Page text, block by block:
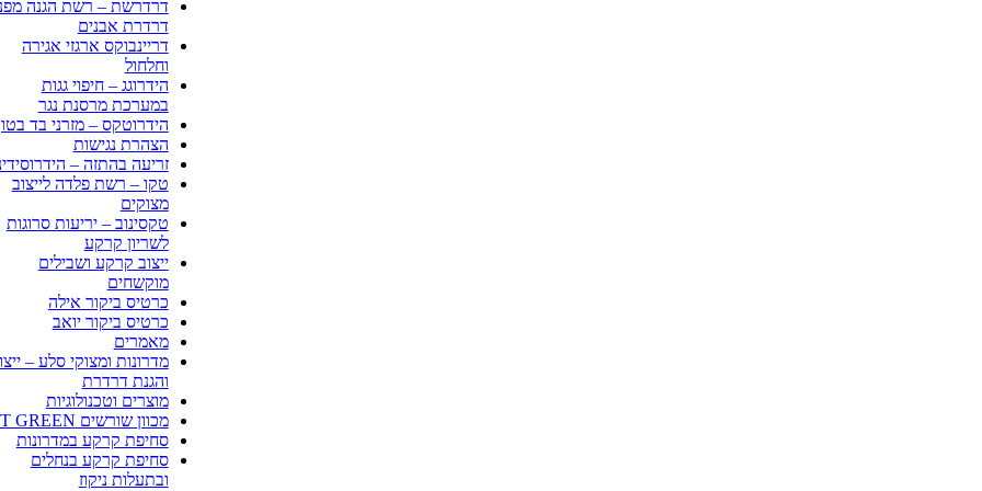
דרדרשת – רשת הגנה
דרדרת אבנים
דריינבוקס ארגזי אגירה
וחלחול
הידרוגג – חיפוי גגות
במערכת מרסנת נגר
הידרוטקס – מזרני בד
הצהרת נגישות
זריעה בהתזה –
טקו – רשת פלדה לייצוב
מצוקים
טקסינוב – יריעות סרוגות
לשריון קרקע
ייצוב קרקע ושבילים
מוקשחים
כרטיס ביקור אילה
כרטיס ביקור יואב
מאמרים
מדרונות ומצוקי סלע –
והגנת דרדרת
מוצרים וטכנולוגיות
מכוון שורשים CT GREEN
סחיפת קרקע במדרונות
סחיפת קרקע בנחלים
ובתעלות ניקוז